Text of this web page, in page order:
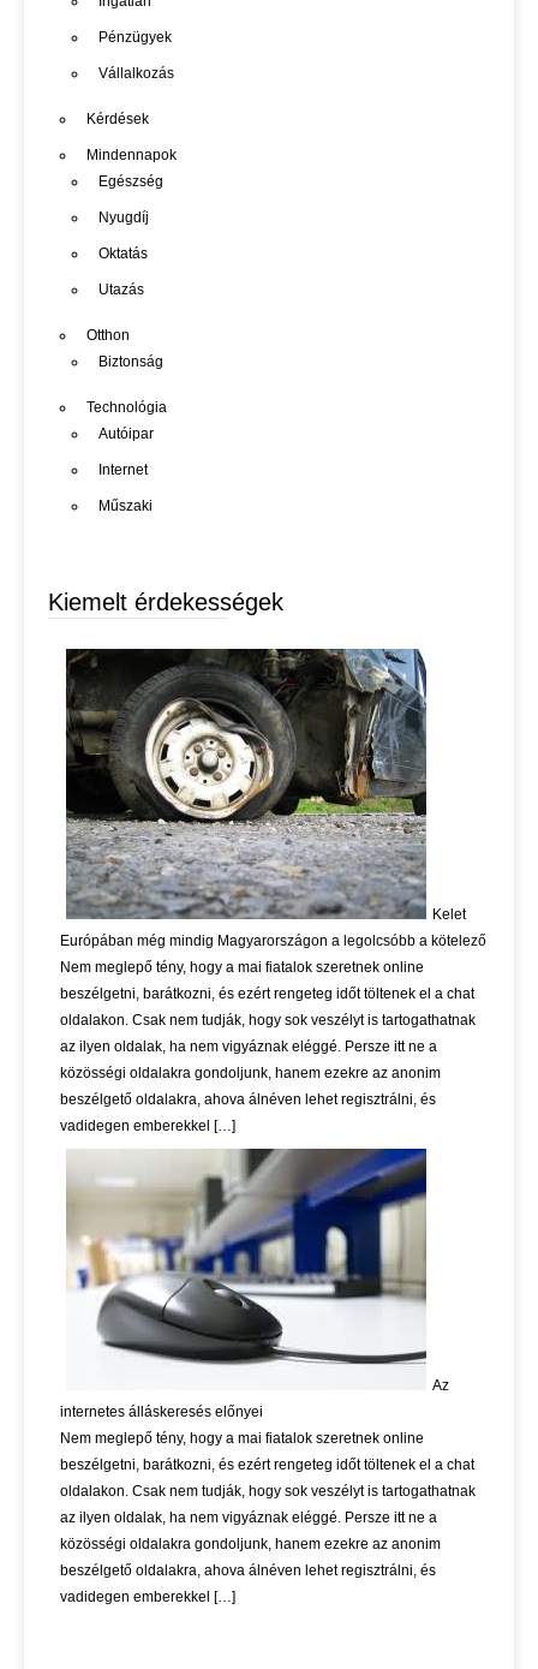
Pénzügyek
Vállalkozás
Kérdések
Mindennapok
Egészség
Nyugdíj
Oktatás
Utazás
Otthon
Biztonság
Technológia
Autóipar
Internet
Műszaki
Kiemelt érdekességek
Kelet
Európában még mindig Magyarországon a legolcsóbb a kötelező
Nem meglepő tény, hogy a mai fiatalok szeretnek online
beszélgetni, barátkozni, és ezért rengeteg időt töltenek el a chat
oldalakon. Csak nem tudják, hogy sok veszélyt is tartogathatnak
az ilyen oldalak, ha nem vigyáznak eléggé. Persze itt ne a
közösségi oldalakra gondoljunk, hanem ezekre az anonim
beszélgető oldalakra, ahova álnéven lehet regisztrálni, és
vadidegen emberekkel […]
Az
internetes álláskeresés előnyei
Nem meglepő tény, hogy a mai fiatalok szeretnek online
beszélgetni, barátkozni, és ezért rengeteg időt töltenek el a chat
oldalakon. Csak nem tudják, hogy sok veszélyt is tartogathatnak
az ilyen oldalak, ha nem vigyáznak eléggé. Persze itt ne a
közösségi oldalakra gondoljunk, hanem ezekre az anonim
beszélgető oldalakra, ahova álnéven lehet regisztrálni, és
vadidegen emberekkel […]